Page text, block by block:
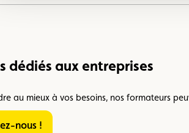
dédiés aux entreprises
au mieux à vos besoins, nos formateurs
nous !